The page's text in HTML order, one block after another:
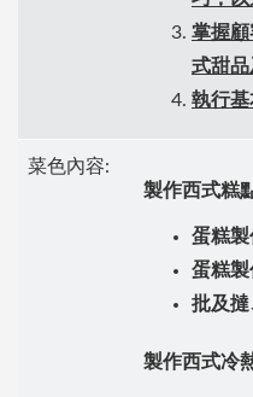
掌握
式甜
執行
菜色內容:
製作西式糕
蛋糕
蛋糕
批及
製作西式冷